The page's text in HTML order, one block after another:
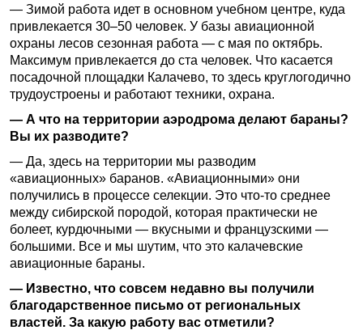
— Зимой работа идет в основном учебном центре, куда
привлекается 30–50 человек. У базы авиационной
охраны лесов сезонная работа — с мая по октябрь.
Максимум привлекается до ста человек. Что касается
посадочной площадки Калачево, то здесь круглогодично
трудоустроены и работают техники, охрана.
— А что на территории аэродрома делают бараны?
Вы их разводите?
— Да, здесь на территории мы разводим
«авиационных» баранов. «Авиационными» они
получились в процессе селекции. Это что-то среднее
между сибирской породой, которая практически не
болеет, курдючными — вкусными и французскими —
большими. Все и мы шутим, что это калачевские
авиационные бараны.
— Известно, что совсем недавно вы получили
благодарственное письмо от региональных
властей. За какую работу вас отметили?